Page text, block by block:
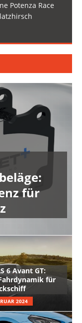
Potenza Race
für
6 Avant GT:
für
2024